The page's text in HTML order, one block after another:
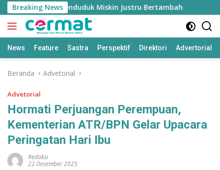
Langsung
ke
konten
Breaking News
Tinggi, Penduduk Miskin Justru Bertambah
News Feature Sastra Perspektif Direktori Advertorial
Beranda Advetorial
Advetorial
Hormati Perjuangan Perempuan,
Kementerian ATR/BPN Gelar Upacara
Peringatan Hari Ibu
Redaksi
22 Desember 2025